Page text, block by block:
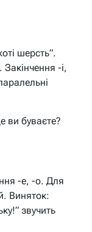
шерсть”.
-і,
ви буваєте?
-е, -о. Для
Виняток:
звучить